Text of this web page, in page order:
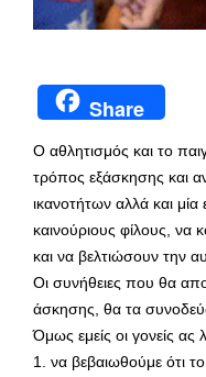
Share
Ο αθλητισμός και το
τρόπος εξάσκησης και
ικανοτήτων αλλά και
καινούριους φίλους,
και να βελτιώσουν την
Οι συνήθειες που θα
άσκησης, θα τα
Όμως εμείς οι γονείς
1. να βεβαιωθούμε ότι το